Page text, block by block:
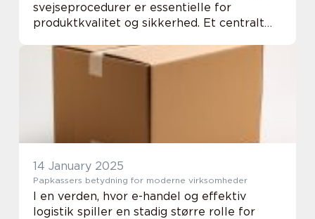
svejseprocedurer er essentielle for
produktkvalitet og sikkerhed. Et centralt
Welding Procedure Qualificat...
14 January 2025
Papkassers betydning for moderne virksomheder
I en verden, hvor e-handel og effektiv
logistik spiller en stadig større rolle for